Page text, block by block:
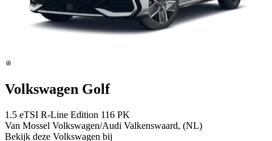
Volkswagen Golf
1.5 eTSI R-Line Edition 116 PK
Van Mossel Volkswagen/Audi Valkenswaard, (NL)
Bekijk deze Volkswagen bij